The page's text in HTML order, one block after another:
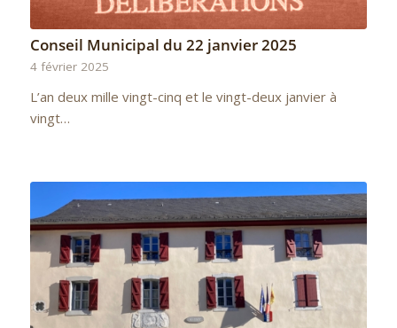
Conseil Municipal du 22 janvier 2025
4 février 2025
L’an deux mille vingt-cinq et le vingt-deux janvier à
vingt…